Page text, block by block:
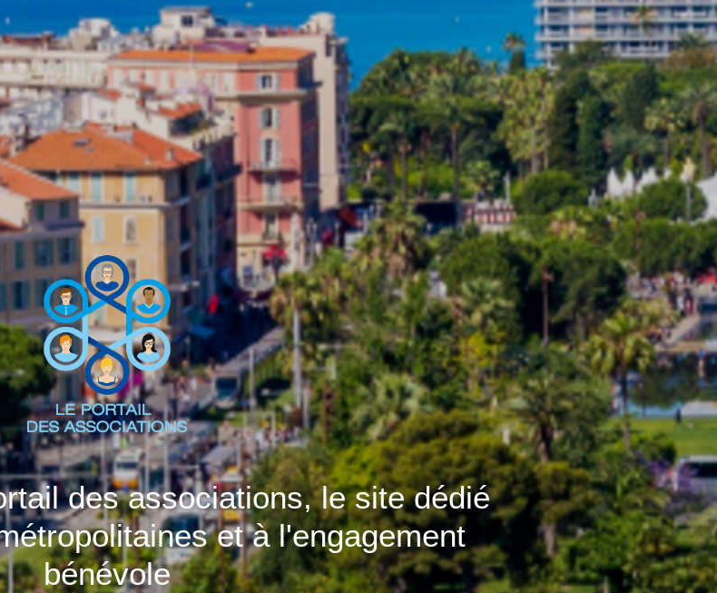
des associations, le site dédié
et à l'engagement
bénévole